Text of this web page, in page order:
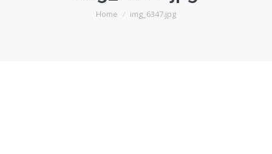
You are here:
Home img_6347.jpg